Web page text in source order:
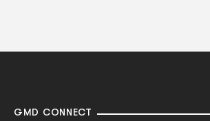
GMD CONNECT